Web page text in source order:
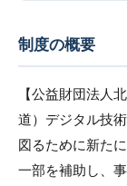
制度の概要
【公益財団法人
道）デジタル技
図るために新た
一部を補助し、